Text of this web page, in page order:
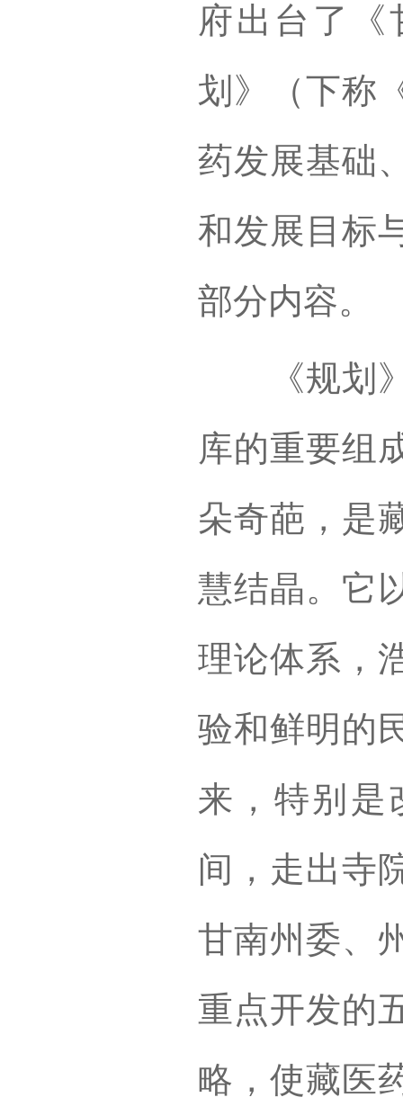
府出台了《
划》（下称
药发展基础
和发展目标
部分内容。
《规划》
库的重要组
朵奇葩，是
慧结晶。它
理论体系，
验和鲜明的
来，特别是
间，走出寺
甘南州委、
重点开发的
略，使藏医